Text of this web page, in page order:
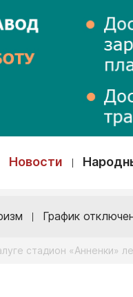
Новости
График
стадион «Анненки»